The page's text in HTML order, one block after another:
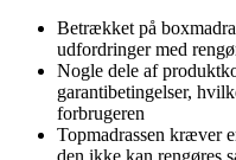
Betrækket på
udfordringer med
Nogle dele af
garantibetingelser,
forbrugeren
Topmadrassen kræver